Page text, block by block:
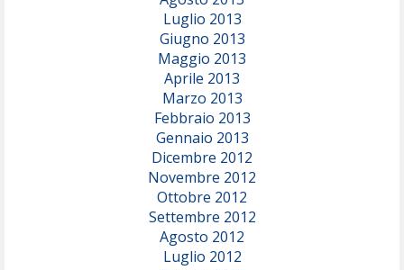
Luglio 2013
Giugno 2013
Maggio 2013
Aprile 2013
Marzo 2013
Febbraio 2013
Gennaio 2013
Dicembre 2012
Novembre 2012
Ottobre 2012
Settembre 2012
Agosto 2012
Luglio 2012